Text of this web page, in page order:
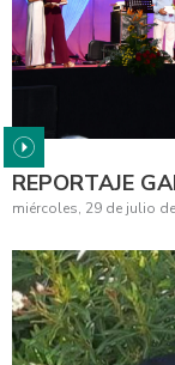
REPORTAJE
miércoles, 29 de julio